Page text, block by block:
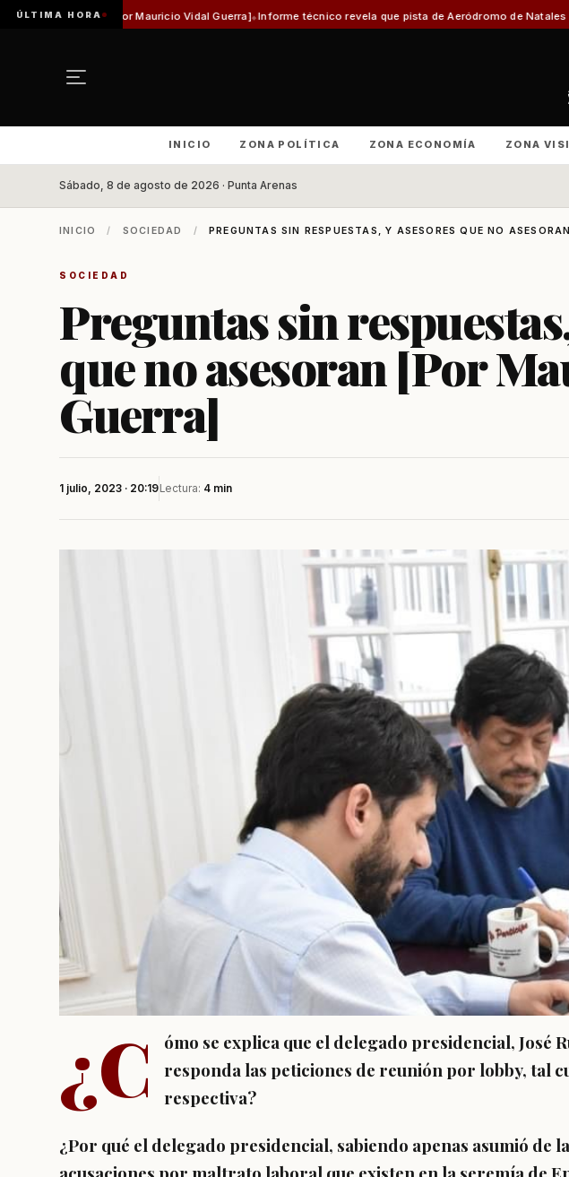
ÚLTIMA HORA
Mauricio Vidal Guerra] Informe técnico revela que pista de Aeródromo de Natales está en categoría
INICIO ZONA POLÍTICA ZONA ECONOMÍA ZONA
Sábado, 8 de agosto de 2026 · Punta Arenas
INICIO / SOCIEDAD / PREGUNTAS SIN RESPUESTAS, Y ASESORES QUE NO
SOCIEDAD
Preguntas sin
que no asesoran [Por
Guerra]
1 julio, 2023 · 20:19Lectura: 4 min
¿C
ómo se explica que el delegado presidencial, José
responda las peticiones de reunión por lobby, tal
respectiva?
¿Por qué el delegado presidencial, sabiendo apenas asumió de